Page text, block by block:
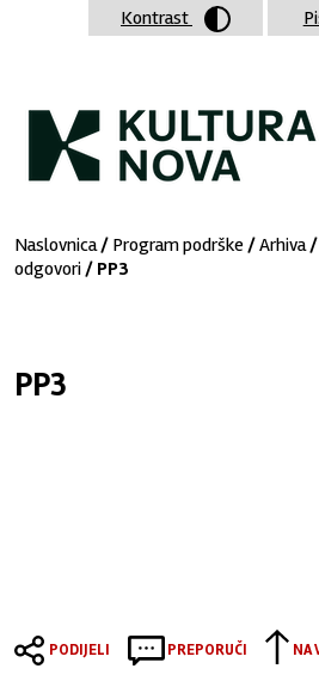
Naslovnica/ Program podrške /Arhiva
odgovori/ PP3
PP3
PODIJELI PREPORUČI NA
Kontrast